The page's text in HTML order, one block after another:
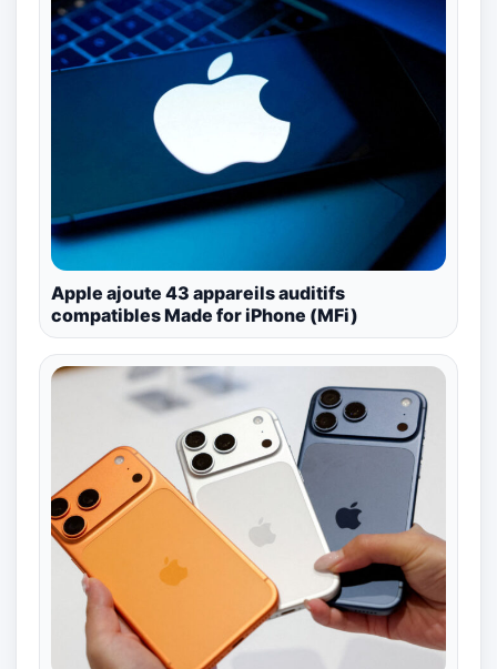
Apple ajoute 43 appareils auditifs
compatibles Made for iPhone (MFi)